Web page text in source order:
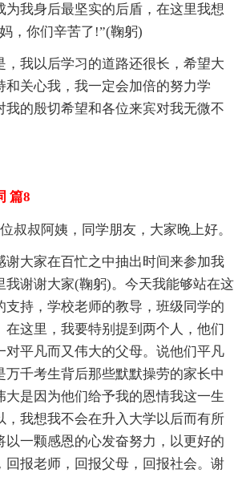
为我身后最坚实的后盾，在这里我想
，你们辛苦了!”(鞠躬)
，我以后学习的道路还很长，希望大
和关心我，我一定会加倍的努力学
我的殷切希望和各位来宾对我无微不
篇8
叔叔阿姨，同学朋友，大家晚上好。
谢大家在百忙之中抽出时间来参加我
我谢谢大家(鞠躬)。今天我能够站在这
支持，学校老师的教导，班级同学的
在这里，我要特别提到两个人，他们
对平凡而又伟大的父母。说他们平凡
万千考生背后那些默默操劳的家长中
大是因为他们给予我的恩情我这一生
，我想我不会在升入大学以后而有所
以一颗感恩的心发奋努力，以更好的
回报老师，回报父母，回报社会。谢